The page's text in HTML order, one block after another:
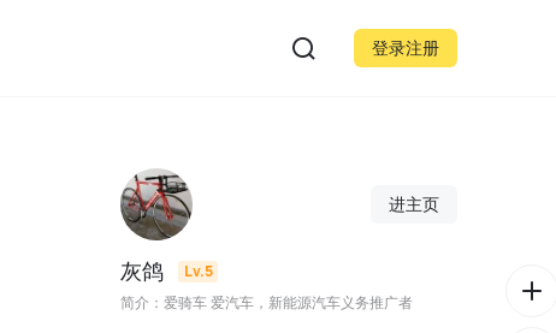
登录注册
进主页
灰鸽 Lv.5
简介：爱骑车 爱汽车，新能源汽车义务推广者